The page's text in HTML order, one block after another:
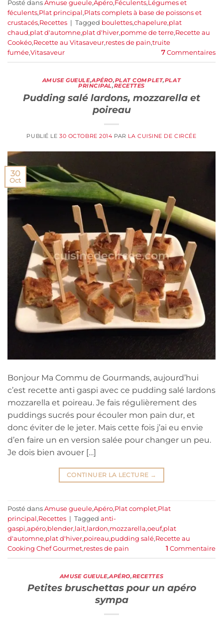
Posté dans Amuse gueule,Apéro,Féculents,Légumes et
féculents,Plat principal,Plats complets à base de poissons et
crustacés,Recettes | Tagged boulettes,chapelure,plat
chaud,plat d'automne,plat d'hiver,pomme de terre,Recette au
Cookéo,Recette au Vitasaveur,restes de pain,truite
fumée,Vitasaveur 7 Commentaires
AMUSE GUEULE,APÉRO,PLAT COMPLET,PLAT
PRINCIPAL,RECETTES
Pudding salé lardons, mozzarella et
poireau
PUBLIÉ LE30 OCTOBRE 2014 PAR LA CUISINE DE CIRCÉE
30
Oct
Bonjour Ma Commu de Gourmands, aujourd’hui
c’est recette anti gaspi avec ce pudding salé lardons
mozzarella et poireau. Je fais régulièrement des
puddings sucrés pour écouler mon pain dur, et
donc éviter de le jeter. Mais cette fois j’ai eu envie
d’en faire un en version salée pour changer un peu.
Je dois bien avouer […]
CONTINUER LA LECTURE →
Posté dans Amuse gueule,Apéro,Plat complet,Plat
principal ,Recettes | Tagged anti-
gaspi,apéro,blender,lait,lardon,mozzarella,oeuf,plat
d'automne,plat d'hiver,poireau,pudding salé,Recette au
Cooking Chef Gourmet,restes de pain 1 Commentaire
AMUSE GUEULE,APÉRO,RECETTES
Petites bruschettas pour un apéro
sympa